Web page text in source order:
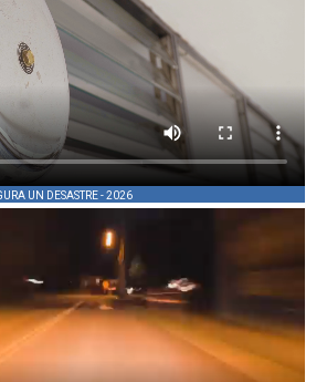
UN DESASTRE - 2026